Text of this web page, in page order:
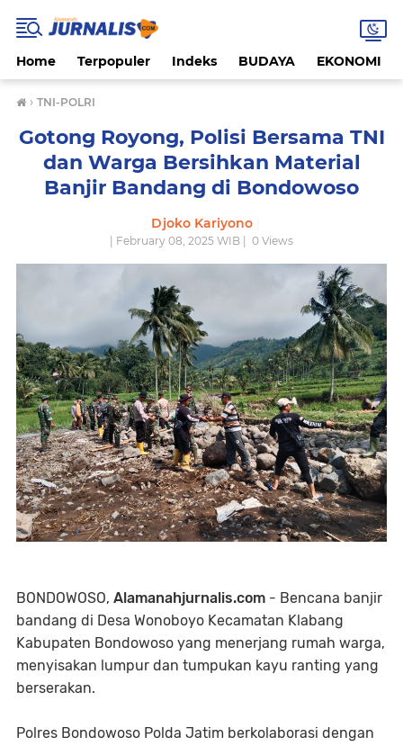
Home Terpopuler Indeks BUDAYA EKONOMI
› TNI-POLRI
Gotong Royong, Polisi Bersama TNI
dan Warga Bersihkan Material
Banjir Bandang di Bondowoso
Djoko Kariyono
| February 08, 2025 WIB | 0 Views
BONDOWOSO, Alamanahjurnalis.com - Bencana banjir
bandang di Desa Wonoboyo Kecamatan Klabang
Kabupaten Bondowoso yang menerjang rumah warga,
menyisakan lumpur dan tumpukan kayu ranting yang
berserakan.
Polres Bondowoso Polda Jatim berkolaborasi dengan